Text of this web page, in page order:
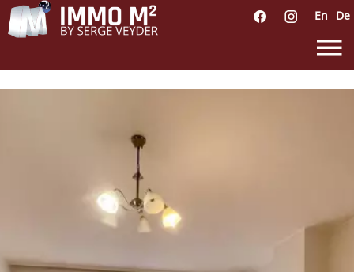
En De